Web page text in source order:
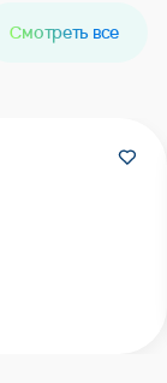
Смотреть все